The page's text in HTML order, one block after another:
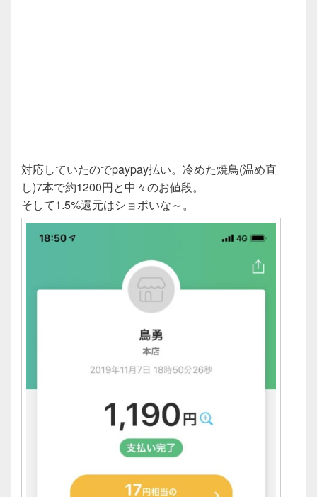
対応していたのでpaypay払い。冷めた焼鳥(温め直
し)7本で約1200円と中々のお値段。
そして1.5%還元はショボいな～。